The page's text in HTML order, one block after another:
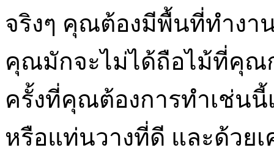
จริงๆ คุณต้องมีพื้นที่ทำง
คุณมักจะไม่ได้ถือไม้ที่คุณ
ครั้งที่คุณต้องการทำเช่น
หรือแท่นวางที่ดี และด้วย